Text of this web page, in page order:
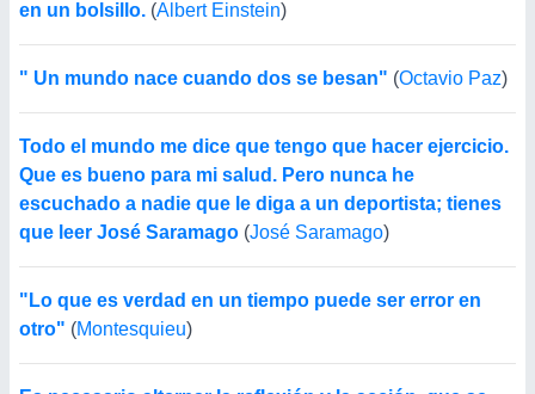
en un bolsillo. (Albert Einstein)
" Un mundo nace cuando dos se besan" (Octavio Paz)
Todo el mundo me dice que tengo que hacer ejercicio.
Que es bueno para mi salud. Pero nunca he
escuchado a nadie que le diga a un deportista; tienes
que leer José Saramago (José Saramago)
"Lo que es verdad en un tiempo puede ser error en
otro" (Montesquieu)